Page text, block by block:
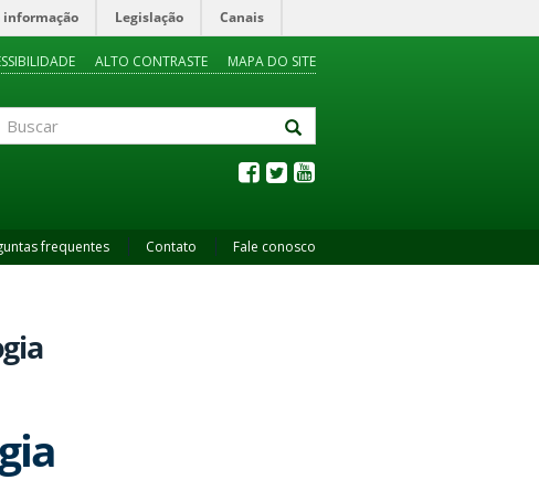
informação Legislação Canais
ALTO CONTRASTE MAPA DO SITE
frequentes Contato Fale conosco